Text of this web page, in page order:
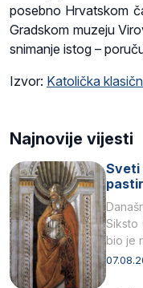
posebno Hrvatskom
Gradskom muzeju
snimanje istog –
Izvor: Katolička
Najnovije vijesti
Sveti
pastir
Siksto
bio je